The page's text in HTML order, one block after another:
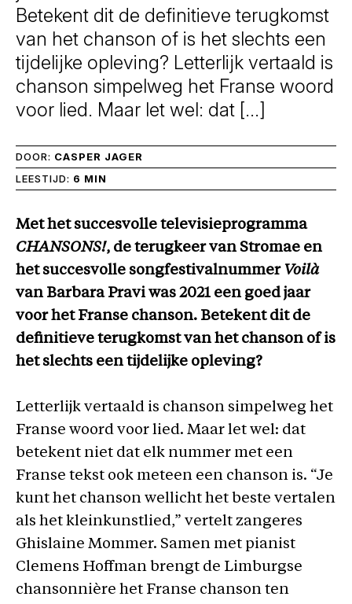
Betekent dit de definitieve terugkomst
van het chanson of is het slechts een
tijdelijke opleving? Letterlijk vertaald is
chanson simpelweg het Franse woord
voor lied. Maar let wel: dat […]
DOOR: CASPER JAGER
LEESTIJD: 6 MIN
Met het succesvolle televisieprogramma
CHANSONS!, de terugkeer van Stromae en
het succesvolle songfestivalnummer Voilà
van Barbara Pravi was 2021 een goed jaar
voor het Franse chanson. Betekent dit de
definitieve terugkomst van het chanson of is
het slechts een tijdelijke opleving?
Letterlijk vertaald is chanson simpelweg het
Franse woord voor lied. Maar let wel: dat
betekent niet dat elk nummer met een
Franse tekst ook meteen een chanson is. “Je
kunt het chanson wellicht het beste vertalen
als het kleinkunstlied,” vertelt zangeres
Ghislaine Mommer. Samen met pianist
Clemens Hoffman brengt de Limburgse
chansonnière het Franse chanson ten